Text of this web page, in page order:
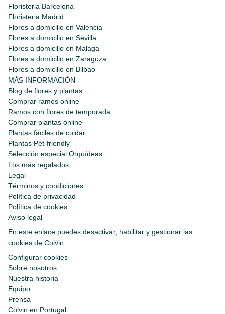
Floristeria Barcelona
Floristeria Madrid
Flores a domicilio en Valencia
Flores a domicilio en Sevilla
Flores a domicilio en Malaga
Flores a domicilio en Zaragoza
Flores a domicilio en Bilbao
MÁS INFORMACIÓN
Blog de flores y plantas
Comprar ramos online
Ramos con flores de temporada
Comprar plantas online
Plantas fáciles de cuidar
Plantas Pet-friendly
Selección especial Orquídeas
Los más regalados
Legal
Términos y condiciones
Política de privacidad
Política de cookies
Aviso legal
En este enlace puedes desactivar, habilitar y gestionar las
cookies de Colvin.
Configurar cookies
Sobre nosotros
Nuestra historia
Equipo
Prensa
Colvin en Portugal